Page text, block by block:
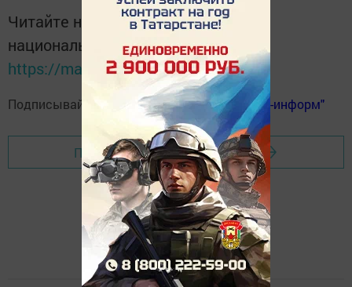
Читайте новости Татарстана в
национальном мессенджере MАХ:
https://max.ru/tatmedia
Подписывайтесь на телеграм-канал "Бавлы-информ"
Перейти на страницу новости